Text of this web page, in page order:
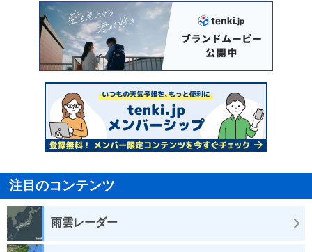
注目のコンテンツ
雨雲レーダー